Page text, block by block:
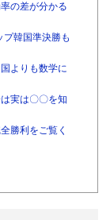
の差が分かる
韓国準決勝も
よりも数学に
実は〇〇を知
勝利をご覧く